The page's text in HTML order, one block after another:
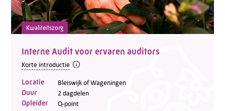
Kwaliteitszorg
Interne Audit voor ervaren auditors
Korte introductie
Locatie Bleiswijk of Wageningen
Duur 2 dagdelen
Opleider Q-point